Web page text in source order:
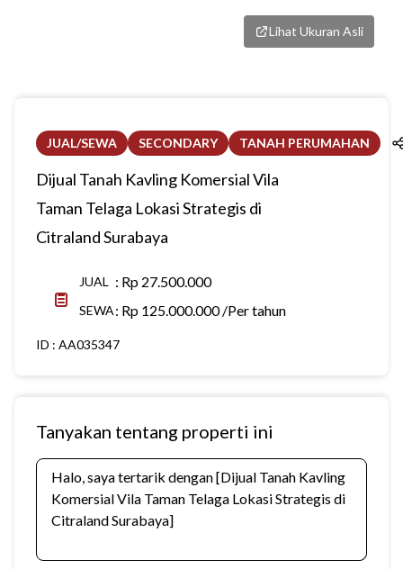
Lihat Ukuran Asli
JUAL/SEWA SECONDARY TANAH PERUMAHAN
Dijual Tanah Kavling Komersial Vila
Taman Telaga Lokasi Strategis di
Citraland Surabaya
JUAL : Rp 27.500.000
SEWA: Rp 125.000.000 /Per tahun
ID : AA035347
Tanyakan tentang properti ini